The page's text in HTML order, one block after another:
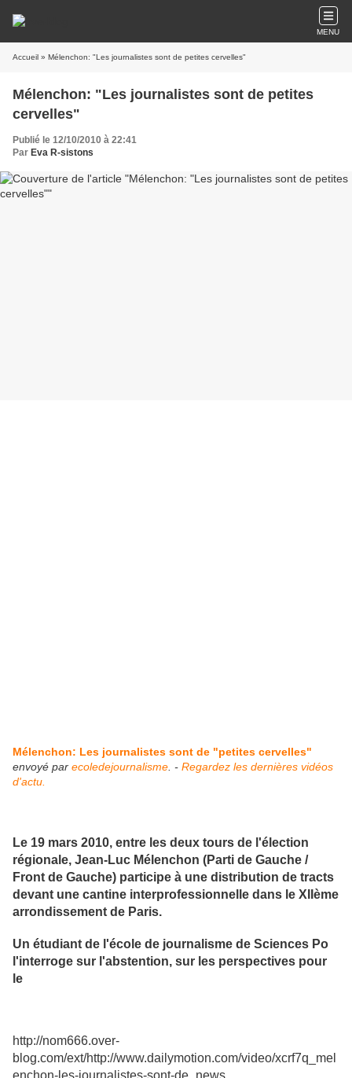
MENU
Accueil » Mélenchon: "Les journalistes sont de petites cervelles"
Mélenchon: "Les journalistes sont de petites
cervelles"
Publié le 12/10/2010 à 22:41
Par Eva R-sistons
Mélenchon: Les journalistes sont de "petites cervelles"
envoyé par ecoledejournalisme . - Regardez les dernières vidéos
d'actu.
Le 19 mars 2010, entre les deux tours de l'élection
régionale, Jean-Luc Mélenchon (Parti de Gauche /
Front de Gauche) participe à une distribution de tracts
devant une cantine interprofessionnelle dans le XIIème
arrondissement de Paris.
Un étudiant de l'école de journalisme de Sciences Po
l'interroge sur l'abstention, sur les perspectives pour
le
http://nom666.over-
blog.com/ext/http://www.dailymotion.com/video/xcrf7q_mel